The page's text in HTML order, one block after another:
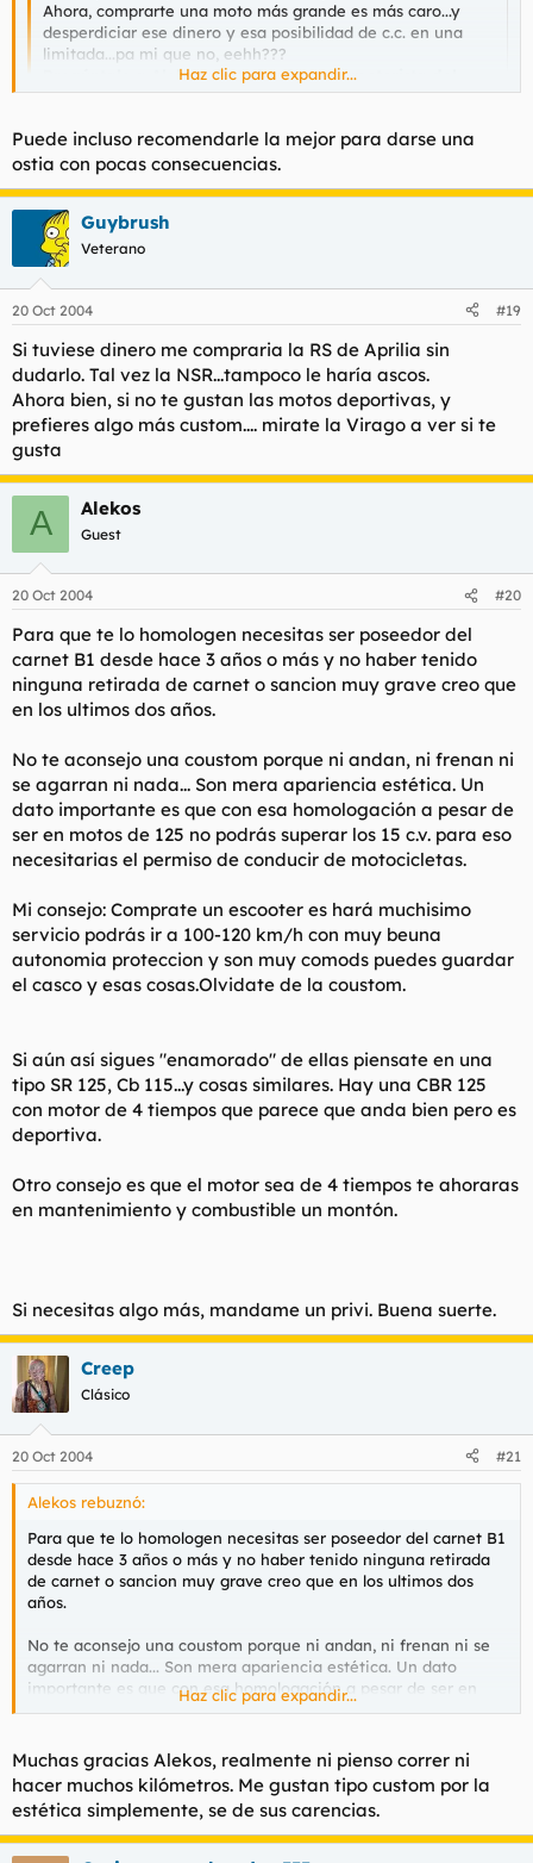
Ahora, comprarte una moto más grande es más caro...y
desperdiciar ese dinero y esa posibilidad de c.c. en una
limitada...pa mi que no, eehh???
Pregúntale a Alekos, de todas formas, motorista del
foro...
Haz clic para expandir...
está tardando, la verdad
Haz clic para expandir...
Puede incluso recomendarle la mejor para darse una
ostia con pocas consecuencias.
Guybrush
Veterano
20 Oct 2004 #19
Si tuviese dinero me compraria la RS de Aprilia sin
dudarlo. Tal vez la NSR...tampoco le haría ascos.
Ahora bien, si no te gustan las motos deportivas, y
prefieres algo más custom.... mirate la Virago a ver si te
gusta
A Alekos
Guest
20 Oct 2004 #20
Para que te lo homologen necesitas ser poseedor del
carnet B1 desde hace 3 años o más y no haber tenido
ninguna retirada de carnet o sancion muy grave creo que
en los ultimos dos años.
No te aconsejo una coustom porque ni andan, ni frenan ni
se agarran ni nada... Son mera apariencia estética. Un
dato importante es que con esa homologación a pesar de
ser en motos de 125 no podrás superar los 15 c.v. para eso
necesitarias el permiso de conducir de motocicletas.
Mi consejo: Comprate un escooter es hará muchisimo
servicio podrás ir a 100-120 km/h con muy beuna
autonomia proteccion y son muy comods puedes guardar
el casco y esas cosas.Olvidate de la coustom.
Si aún así sigues "enamorado" de ellas piensate en una
tipo SR 125, Cb 115...y cosas similares. Hay una CBR 125
con motor de 4 tiempos que parece que anda bien pero es
deportiva.
Otro consejo es que el motor sea de 4 tiempos te ahoraras
en mantenimiento y combustible un montón.
Si necesitas algo más, mandame un privi. Buena suerte.
Creep
Clásico
20 Oct 2004 #21
Alekos rebuznó:
Para que te lo homologen necesitas ser poseedor del carnet B1
desde hace 3 años o más y no haber tenido ninguna retirada
de carnet o sancion muy grave creo que en los ultimos dos
años.
No te aconsejo una coustom porque ni andan, ni frenan ni se
agarran ni nada... Son mera apariencia estética. Un dato
importante es que con esa homologación a pesar de ser en
motos de 125 no podrás superar los 15 c.v. para eso necesitarias
Mi consejo: Comprate un escooter es hará muchisimo servicio
podrás ir a 100-120 km/h con muy beuna autonomia
proteccion y son muy comods puedes guardar el casco y esas
cosas.Olvidate de la coustom.
Haz clic para expandir...
Muchas gracias Alekos, realmente ni pienso correr ni
hacer muchos kilómetros. Me gustan tipo custom por la
estética simplemente, se de sus carencias.